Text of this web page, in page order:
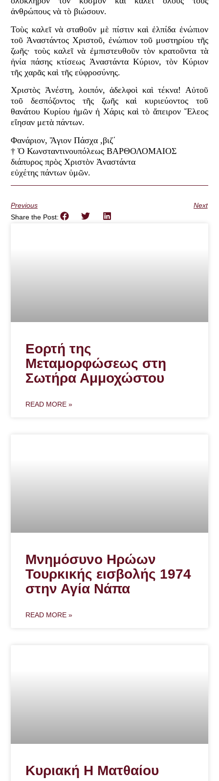
ἀνθρώπους νὰ τὸ βιώσουν.
Τοὺς καλεῖ νὰ σταθοῦν μὲ πίστιν καὶ ἐλπίδα ἐνώπιον
τοῦ Ἀναστάντος Χριστοῦ, ἐνώπιον τοῦ μυστηρίου τῆς
ζωῆς∙ τοὺς καλεῖ νὰ ἐμπιστευθοῦν τὸν κρατοῦντα τὰ
ἡνία πάσης κτίσεως Ἀναστάντα Κύριον, τὸν Κύριον
τῆς χαρᾶς καὶ τῆς εὐφροσύνης.
Χριστὸς Ἀνέστη, λοιπόν, ἀδελφοὶ καὶ τέκνα! Αὐτοῦ
τοῦ δεσπόζοντος τῆς ζωῆς καὶ κυριεύοντος τοῦ
θανάτου Κυρίου ἡμῶν ἡ Χάρις καὶ τὸ ἄπειρον Ἔλεος
εἴησαν μετὰ πάντων.
Φανάριον, Ἅγιον Πάσχα ,βιζ´
† Ὁ Κωνσταντινουπόλεως ΒΑΡΘΟΛΟΜΑΙΟΣ
διάπυρος πρὸς Χριστὸν Ἀναστάντα
εὐχέτης πάντων ὑμῶν.
Previous
Next
Share the Post:
Εορτή της
Μεταμορφώσεως στη
Σωτήρα Αμμοχώστου
READ MORE »
Μνημόσυνο Ηρώων
Τουρκικής εισβολής 1974
στην Αγία Νάπα
READ MORE »
Κυριακή Η Ματθαίου